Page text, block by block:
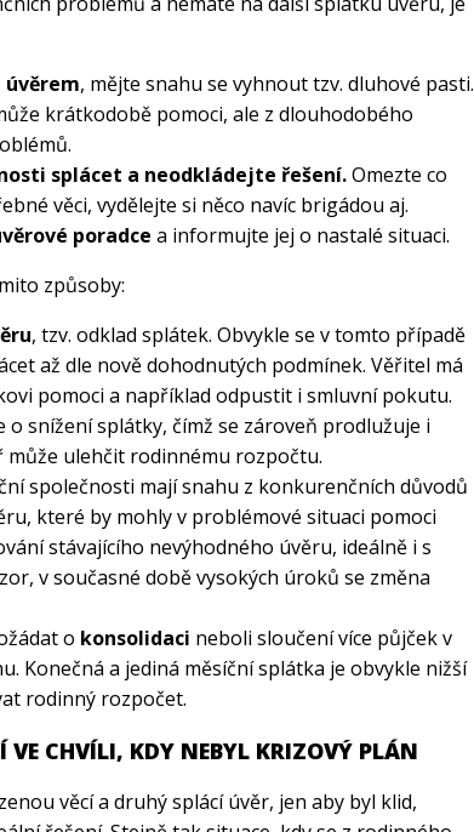
, mějte snahu se vyhnout tzv. dluhové pasti.
krátkodobě pomoci, ale z dlouhodobého
splácet a neodkládejte řešení.Omezte co
věci, vydělejte si něco navíc brigádou aj.
poradce a informujte jej o nastalé situaci.
způsoby:
, tzv. odklad splátek. Obvykle se v tomto případě
až dle nově dohodnutých podmínek. Věřitel má
pomoci a například odpustit i smluvní pokutu.
o snížení splátky, čímž se zároveň prodlužuje i
může ulehčit rodinnému rozpočtu.
společnosti mají snahu z konkurenčních důvodů
které by mohly v problémové situaci pomoci
stávajícího nevýhodného úvěru, ideálně i s
v současné době vysokých úroků se změna
o konsolidaci neboli sloučení více půjček v
Konečná a jediná měsíční splátka je obvykle nižší
rodinný rozpočet.
VE CHVÍLI, KDY NEBYL KRIZOVÝ PLÁN
věcí a druhý splácí úvěr, jen aby byl klid,